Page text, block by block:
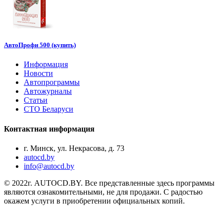
АвтоПрофи 500 (купить)
Информация
Новости
Автопрограммы
Автожурналы
Статьи
СТО Беларуси
Контактная информация
г. Минск, ул. Некрасова, д. 73
autocd.by
info@autocd.by
© 2022г. AUTOCD.BY. Все представленные здесь программы
являются ознакомительными, не для продажи. С радостью
окажем услуги в приобретении официальных копий.